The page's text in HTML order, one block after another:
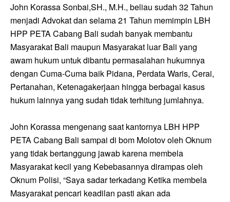
John Korassa Sonbai,SH., M.H., beliau sudah 32 Tahun
menjadi Advokat dan selama 21 Tahun memimpin LBH
HPP PETA Cabang Bali sudah banyak membantu
Masyarakat Bali maupun Masyarakat luar Bali yang
awam hukum untuk dibantu permasalahan hukumnya
dengan Cuma-Cuma baik Pidana, Perdata Waris, Cerai,
Pertanahan, Ketenagakerjaan hingga berbagai kasus
hukum lainnya yang sudah tidak terhitung jumlahnya.
John Korassa mengenang saat kantornya LBH HPP
PETA Cabang Bali sampai di bom Molotov oleh Oknum
yang tidak bertanggung jawab karena membela
Masyarakat kecil yang Kebebasannya dirampas oleh
Oknum Polisi, “Saya sadar terkadang Ketika membela
Masyarakat pencari keadilan pasti akan ada